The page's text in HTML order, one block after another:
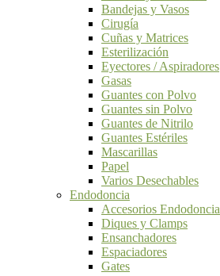
Bandejas y Vasos
Cirugía
Cuñas y Matrices
Esterilización
Eyectores / Aspiradores
Gasas
Guantes con Polvo
Guantes sin Polvo
Guantes de Nitrilo
Guantes Estériles
Mascarillas
Papel
Varios Desechables
Endodoncia
Accesorios Endodoncia
Diques y Clamps
Ensanchadores
Espaciadores
Gates